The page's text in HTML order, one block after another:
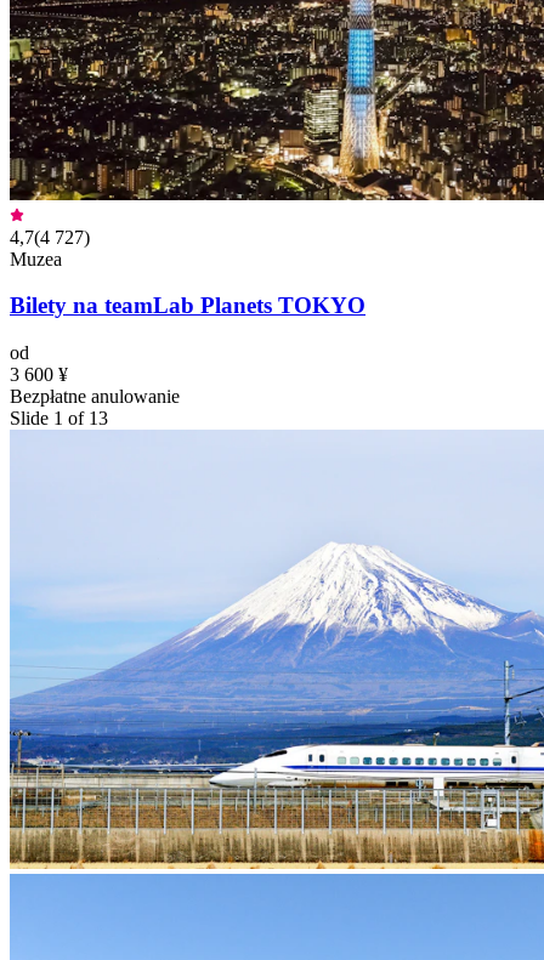
4,7(4 727)
Muzea
Bilety na teamLab Planets TOKYO
od
3 600 ¥
Bezpłatne anulowanie
Slide 1 of 13